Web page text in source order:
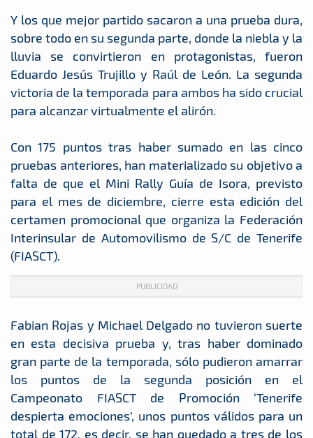
Y los que mejor partido sacaron a una prueba dura,
sobre todo en su segunda parte, donde la niebla y la
lluvia se convirtieron en protagonistas, fueron
Eduardo Jesús Trujillo y Raúl de León. La segunda
victoria de la temporada para ambos ha sido crucial
para alcanzar virtualmente el alirón.
Con 175 puntos tras haber sumado en las cinco
pruebas anteriores, han materializado su objetivo a
falta de que el Mini Rally Guía de Isora, previsto
para el mes de diciembre, cierre esta edición del
certamen promocional que organiza la Federación
Interinsular de Automovilismo de S/C de Tenerife
(FIASCT).
PUBLICIDAD
Fabian Rojas y Michael Delgado no tuvieron suerte
en esta decisiva prueba y, tras haber dominado
gran parte de la temporada, sólo pudieron amarrar
los puntos de la segunda posición en el
Campeonato FIASCT de Promoción ‘Tenerife
despierta emociones’, unos puntos válidos para un
total de 172, es decir, se han quedado a tres de los